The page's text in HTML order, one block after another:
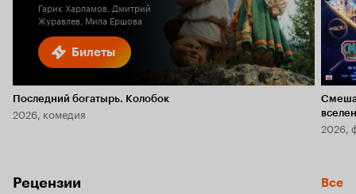
Билеты
Гарик Харламов, Дмитрий
Журавлев, Мила Ершова
Последний богатырь. Колобок
2026, комедия
2026,
Рецензии Все